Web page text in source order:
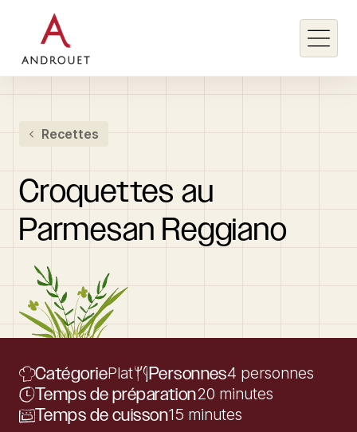
Rechercher un mot clé
Recettes
Croquettes au
Parmesan Reggiano
CatégoriePlat Personnes4 personnes
Temps de préparation20 minutes
Temps de cuisson15 minutes